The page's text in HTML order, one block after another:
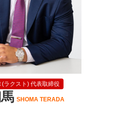
ラクスト) 代表取締役
SHOMA TERADA